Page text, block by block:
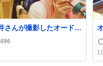
さんが撮影したオードリ
のよね。確か3枚目はも
いる春日さんがウェイ
願している所じゃなか
1